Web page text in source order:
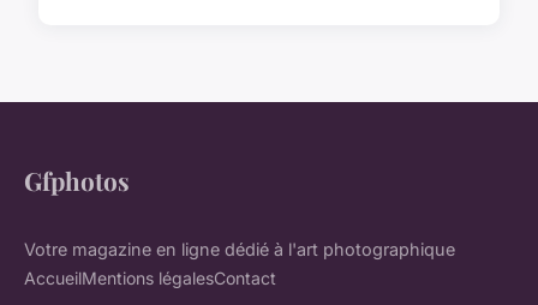
Gfphotos
Votre magazine en ligne dédié à l'art photographique
AccueilMentions légalesContact